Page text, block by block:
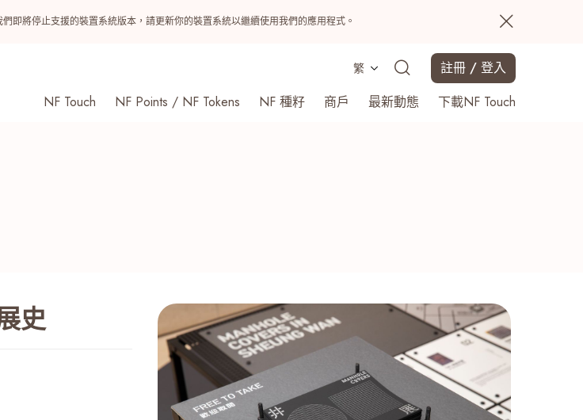
將停止支援的裝置系統版本，請更新你的裝置系統以繼續使用我們的應用程式。
繁
註冊 / 登入
NF Touch
NF Points / NF Tokens NF 種籽 商戶 最新動態 下載NF Touch
史